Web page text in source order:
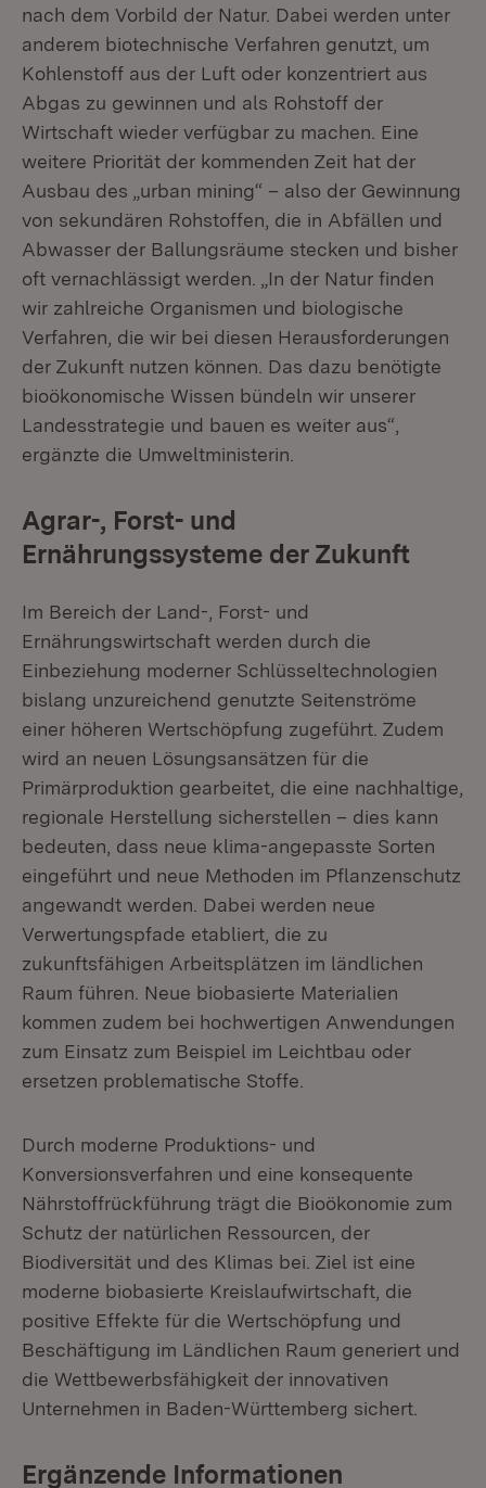
nach dem Vorbild der Natur. Dabei werden unter
anderem biotechnische Verfahren genutzt, um
Kohlenstoff aus der Luft oder konzentriert aus
Abgas zu gewinnen und als Rohstoff der
Wirtschaft wieder verfügbar zu machen. Eine
weitere Priorität der kommenden Zeit hat der
Ausbau des „urban mining“ – also der Gewinnung
von sekundären Rohstoffen, die in Abfällen und
Abwasser der Ballungsräume stecken und bisher
oft vernachlässigt werden. „In der Natur finden
wir zahlreiche Organismen und biologische
Verfahren, die wir bei diesen Herausforderungen
der Zukunft nutzen können. Das dazu benötigte
bioökonomische Wissen bündeln wir unserer
Landesstrategie und bauen es weiter aus“,
ergänzte die Umweltministerin.
Agrar-, Forst- und
Ernährungssysteme der Zukunft
Im Bereich der Land-, Forst- und
Ernährungswirtschaft werden durch die
Einbeziehung moderner Schlüsseltechnologien
bislang unzureichend genutzte Seitenströme
einer höheren Wertschöpfung zugeführt. Zudem
wird an neuen Lösungsansätzen für die
Primärproduktion gearbeitet, die eine nachhaltige,
regionale Herstellung sicherstellen – dies kann
bedeuten, dass neue klima-angepasste Sorten
eingeführt und neue Methoden im Pflanzenschutz
angewandt werden. Dabei werden neue
Verwertungspfade etabliert, die zu
zukunftsfähigen Arbeitsplätzen im ländlichen
Raum führen. Neue biobasierte Materialien
kommen zudem bei hochwertigen Anwendungen
zum Einsatz zum Beispiel im Leichtbau oder
ersetzen problematische Stoffe.
Durch moderne Produktions- und
Konversionsverfahren und eine konsequente
Nährstoffrückführung trägt die Bioökonomie zum
Schutz der natürlichen Ressourcen, der
Biodiversität und des Klimas bei. Ziel ist eine
moderne biobasierte Kreislaufwirtschaft, die
positive Effekte für die Wertschöpfung und
Beschäftigung im Ländlichen Raum generiert und
die Wettbewerbsfähigkeit der innovativen
Unternehmen in Baden-Württemberg sichert.
Ergänzende Informationen